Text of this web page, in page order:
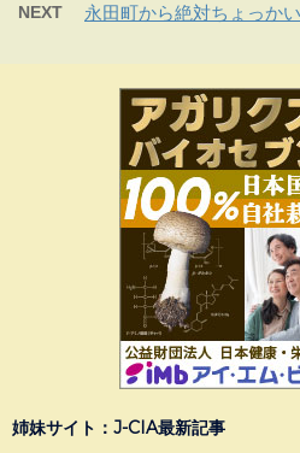
NEXT 永田町から絶対ちょっか
姉妹サイト：J-CIA最新記事